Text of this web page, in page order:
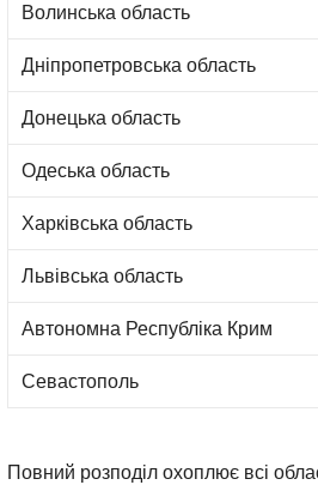
Волинська область
Дніпропетровська область
Донецька область
Одеська область
Харківська область
Львівська область
Автономна Республіка Крим
Севастополь
Повний розподіл охоплює всі